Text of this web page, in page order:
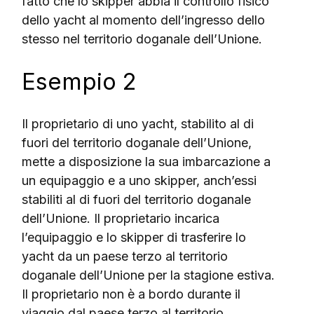
dello yacht al momento dell’ingresso dello
stesso nel territorio doganale dell’Unione.
Esempio 2
Il proprietario di uno yacht, stabilito al di
fuori del territorio doganale dell’Unione,
mette a disposizione la sua imbarcazione a
un equipaggio e a uno skipper, anch’essi
stabiliti al di fuori del territorio doganale
dell’Unione. Il proprietario incarica
l’equipaggio e lo skipper di trasferire lo
yacht da un paese terzo al territorio
doganale dell’Unione per la stagione estiva.
Il proprietario non è a bordo durante il